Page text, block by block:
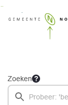
Ga naar de inhoud van
Ga naar het zoeken
Ga naar het menu
Zoeken